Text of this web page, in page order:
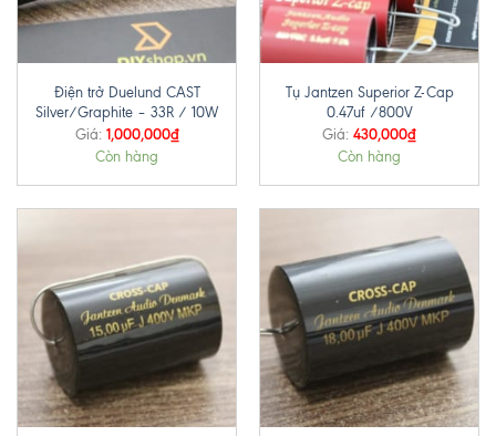
Điện trở Duelund CAST
Silver/Graphite – 33R / 10W
Giá: 1,000,000₫
Còn hàng
Tụ Jantzen Superior Z-Cap
0.47uf /800V
Giá: 430,000₫
Còn hàng